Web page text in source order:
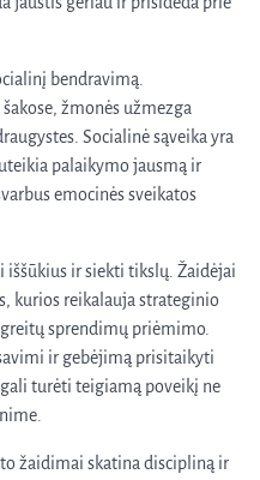
bendravimą.
žmonės užmezga
Socialinė sąveika yra
palaikymo jausmą ir
emocinės sveikatos
ir siekti tikslų. Žaidėjai
kurios reikalauja strateginio
sprendimų priėmimo.
ir gebėjimą prisitaikyti
turėti teigiamą poveikį ne
žaidimai skatina discipliną ir